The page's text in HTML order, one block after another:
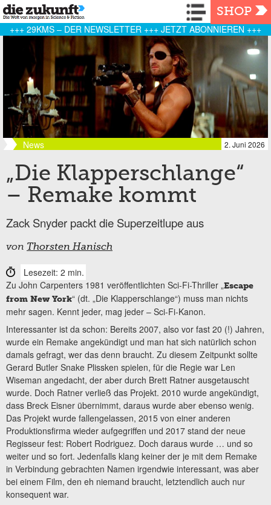
Navigation
SHOP
+++ 29KMS – DER NEWSLETTER +++ JETZT ABONNIEREN +++
News 2. Juni 2026
„Die Klapperschlange“
– Remake kommt
Zack Snyder packt die Superzeitlupe aus
von Thorsten Hanisch
Lesezeit: 2 min.
Zu John Carpenters 1981 veröffentlichten Sci-Fi-Thriller „Escape
from New York“ (dt. „Die Klapperschlange“) muss man nichts
mehr sagen. Kennt jeder, mag jeder – Sci-Fi-Kanon.
Interessanter ist da schon: Bereits 2007, also vor fast 20 (!) Jahren,
wurde ein Remake angekündigt und man hat sich natürlich schon
damals gefragt, wer das denn braucht. Zu diesem Zeitpunkt sollte
Gerard Butler Snake Plissken spielen, für die Regie war Len
Wiseman angedacht, der aber durch Brett Ratner ausgetauscht
wurde. Doch Ratner verließ das Projekt. 2010 wurde angekündigt,
dass Breck Eisner übernimmt, daraus wurde aber ebenso wenig.
Das Projekt wurde fallengelassen, 2015 von einer anderen
Produktionsfirma wieder aufgegriffen und 2017 stand der neue
Regisseur fest: Robert Rodriguez. Doch daraus wurde … und so
weiter und so fort. Jedenfalls klang keiner der je mit dem Remake
in Verbindung gebrachten Namen irgendwie interessant, was aber
bei einem Film, den eh niemand braucht, letztendlich auch nur
konsequent war.